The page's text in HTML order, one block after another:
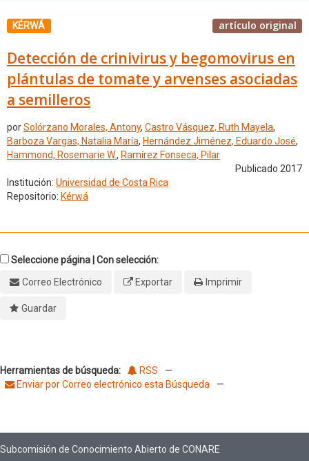
KÉRWÁ artículo original
Detección de crinivirus y begomovirus en
plántulas de tomate y arvenses asociadas
a semilleros
porSolórzano Morales, Antony, Castro Vásquez, Ruth Mayela,
Barboza Vargas, Natalia María, Hernández Jiménez, Eduardo José,
Hammond, Rosemarie W., Ramírez Fonseca, Pilar
Publicado 2017
Institución: Universidad de Costa Rica
Repositorio: Kérwá
Seleccione página | Con selección:
Correo Electrónico
Exportar Imprimir
Guardar
Herramientas de búsqueda: RSS
—
Enviar por Correo electrónico esta Búsqueda
—
Subcomisión de Conocimiento Abierto de CONARE